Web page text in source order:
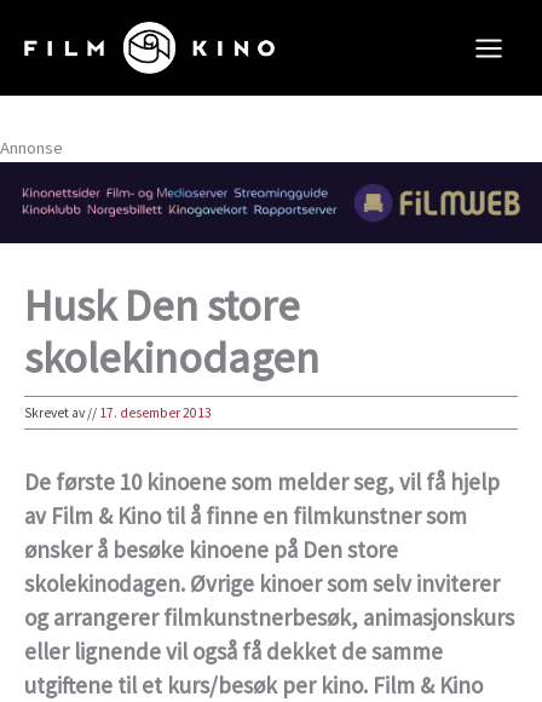
rett
innholdet
Annonse
Husk Den store
skolekinodagen
Skrevet av// 17. desember 2013
De første 10 kinoene som melder seg, vil få hjelp
av Film & Kino til å finne en filmkunstner som
ønsker å besøke kinoene på Den store
skolekinodagen. Øvrige kinoer som selv inviterer
og arrangerer filmkunstnerbesøk, animasjonskurs
eller lignende vil også få dekket de samme
utgiftene til et kurs/besøk per kino. Film & Kino